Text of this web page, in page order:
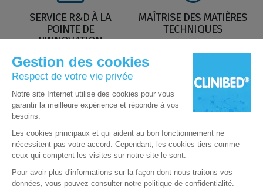
SERVICE R&D À LA
POINTE DE
L'INNOVATION
MAÎTRISE DES MATIÈRES
TECHNIQUES
Nos Labels